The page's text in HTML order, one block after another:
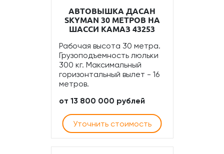
АВТОВЫШКА ДАСАН
SKYMAN 30 МЕТРОВ НА
ШАССИ КАМАЗ 43253
Рабочая высота 30 метра.
Грузоподъемность люльки
300 кг. Максимальный
горизонтальный вылет - 16
метров.
от 13 800 000 рублей
Уточнить стоимость